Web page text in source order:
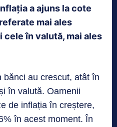
a ajuns la cote
mai ales
în valută, mai ales
bănci au crescut, atât în
în valută. Oamenii
de inflația în creștere,
în acest moment. În